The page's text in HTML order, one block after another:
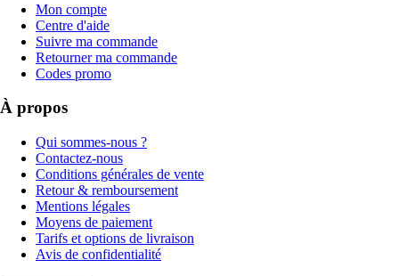
Mon compte
Centre d'aide
Suivre ma commande
Retourner ma commande
Codes promo
À propos
Qui sommes-nous ?
Contactez-nous
Conditions générales de vente
Retour & remboursement
Mentions légales
Moyens de paiement
Tarifs et options de livraison
Avis de confidentialité